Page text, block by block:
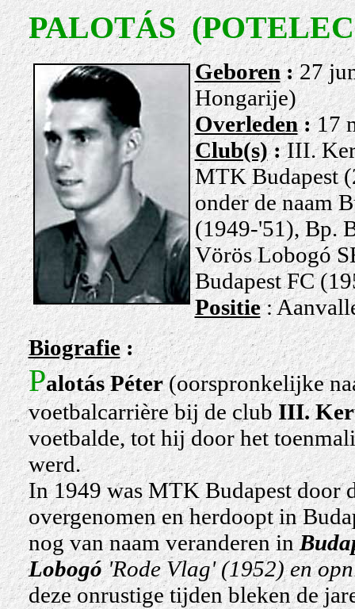
PALOTÁS
Geboren:27
Hongarije)
Overleden:17
Club(s):III.
MTK Budapest
onder de naam
(1949-'51), Bp.
Vörös Lobogó
Budapest FC
Positie :
Biografie:
Palotás Péter(oorspronkelijke
voetbalcarrière bij de clubIII.
voetbalde, tot hij door het
werd.
In 1949 was MTK Budapest door
overgenomen en herdoopt in
nog van naam veranderen in
Lobogó'Rode Vlag' (1952) en
deze onrustige tijden bleken de